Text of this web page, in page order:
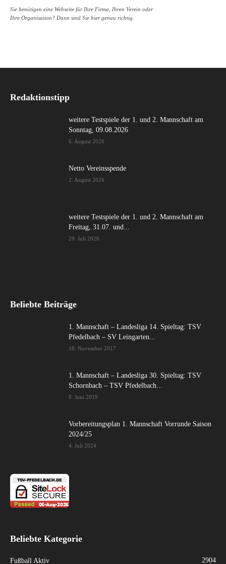
Sie benötigen eine Webseite für Ihre Firma, Ihren Verein oder
Ihre Organisation? Dann sind Sie hier genau richtig.
Redaktionstipp
weitere Testspiele der 1. und 2. Mannschaft am
Sonntag, 09.08.2026
6. August 2026
Netto Vereinsspende
2. August 2026
weitere Testspiele der 1. und 2. Mannschaft am
Freitag, 31.07. und...
29. Juli 2026
Beliebte Beiträge
1. Mannschaft – Landesliga 14. Spieltag: TSV
Pfedelbach – SV Leingarten...
18. November 2017
1. Mannschaft – Landesliga 30. Spieltag: TSV
Schornbach – TSV Pfedelbach...
8. Juni 2019
Vorbereitungsplan 1. Mannschaft Vorrunde Saison
2024/25
4. Juli 2024
Beliebte Kategorie
Fußball Aktiv 2904